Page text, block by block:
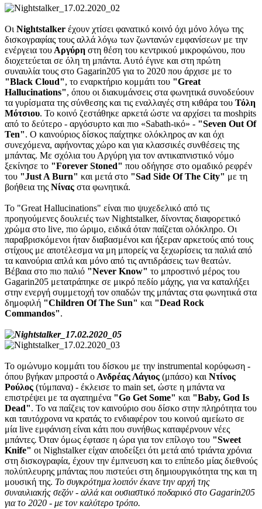
Οι Nightstalker έχουν χτίσει φανατικό κοινό όχι μόνο λόγω της
δισκογραφίας τους αλλά λόγω των ζωντανών εμφανίσεων με την
ενέργεια του Αργύρη στη θέση του κεντρικού μικροφώνου, που
διοχετεύεται σε όλη τη μπάντα. Αυτό έγινε και στη πρώτη
συναυλία τους στο Gagarin205 για το 2020 που άρχισε με το
"Black Cloud", το εναρκτήριο κομμάτι του "Great
Hallucinations", όπου οι διακυμάνσεις στα φωνητικά συνοδεύουν
τα γυρίσματα της σύνθεσης και τις εναλλαγές στη κιθάρα του Τόλη
Μότσιου. Το κοινό ζεστάθηκε αρκετά ώστε να αρχίσει τα moshpits
από το δεύτερο - αργόσυρτο και πιο «Sabath-ικό» - "Seven Out Of
Ten". Ο καινούριος δίσκος παίχτηκε ολόκληρος αν και όχι
συνεχόμενα, αφήνοντας χώρο και για κλασσικές συνθέσεις της
μπάντας. Με σχόλια του Αργύρη για τον αντικαπνιστικό νόμο
ξεκίνησε το "Forever Stoned" που οδήγησε στο ομαδικό ρεφρέν
του "Just A Burn" και μετά στο "Sad Side Of The City" με τη
βοήθεια της Νίνας στα φωνητικά.
Το "Great Hallucinations" είναι πιο ψυχεδελικό από τις
προηγούμενες δουλειές των Nightstalker, δίνοντας διαφορετικό
χρώμα στο live, πιο ώριμο, ειδικά όταν παίζεται ολόκληρο. Οι
παραβρισκόμενοι ήταν διαβασμένοι και ήξεραν αρκετούς από τους
στίχους με αποτέλεσμα να μη μπορείς να ξεχωρίσεις τα παλιά από
τα καινούρια απλά και μόνο από τις αντιδράσεις των θεατών.
Βέβαια στο πιο παλιό "Never Know" το μπροστινό μέρος του
Gagarin205 μετατράπηκε σε μικρό πεδίο μάχης, για να καταλήξει
στην ενεργή συμμετοχή τον οπαδών της μπάντας στα φωνητικά στα
δημοφιλή "Children Of The Sun" και "Dead Rock
Commandos".
Το ομώνυμο κομμάτι του δίσκου με την instrumental κορύφωση -
όπου βγήκαν μπροστά ο Ανδρέας Λάγιος (μπάσο) και Ντίνος
Ρούλος (τύμπανα) - έκλεισε το main set, ώστε η μπάντα να
επιστρέψει με τα αγαπημένα "Go Get Some" και "Baby, God Is
Dead". Το να παίζεις τον καινούριο σου δίσκο στην πληρότητα του
και ταυτόχρονα να κρατάς το ενδιαφέρον του κοινού αμείωτο σε
μία live εμφάνιση είναι κάτι που συνήθως καταφέρνουν νέες
μπάντες.Όταν όμως έφτασε η ώρα για τον επίλογο του "Sweet
Knife" οι Nighstalker είχαν αποδείξει ότι μετά από τριάντα χρόνια
στη δισκογραφία, έχουν την έμπνευση και το επίπεδο μίας διεθνούς
πολύπλευρης μπάντας που πιστεύει στη δημιουργικότητα της και τη
μουσική της. Το συγκρότημα λοιπόν έκανε την αρχή της
συναυλιακής σεζόν - αλλά και ουσιαστικό ποδαρικό στο Gagarin205
για το 2020 - με τον καλύτερο τρόπο.